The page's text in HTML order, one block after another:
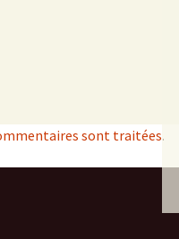
sont traitées.